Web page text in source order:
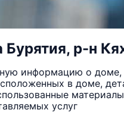
Бурятия, р-н
информацию о доме,
в доме,
услуг